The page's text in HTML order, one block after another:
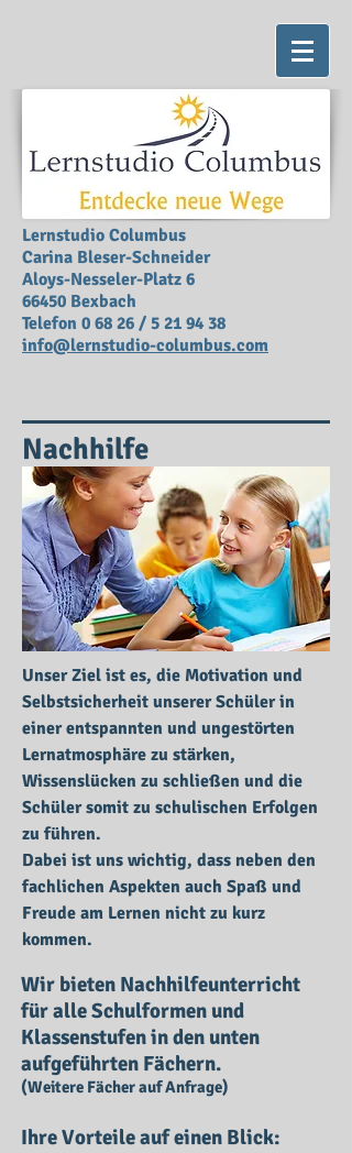
Lernstudio Columbus
Carina Bleser-Schneider
Aloys-Nesseler-Platz 6
66450 Bexbach
Telefon 0 68 26 / 5 21 94 38
info@lernstudio-columbus.com
Nachhilfe
Wir bieten Nachhilfeunterricht
für alle Schulformen und
Klassenstufen in den unten
aufgeführten Fächern.
(Weitere Fächer auf Anfrage)
Ihre Vorteile auf einen Blick:
Unser Ziel ist es, die Motivation und
Selbstsicherheit unserer Schüler in
einer entspannten und ungestörten
Lernatmosphäre zu stärken,
Wissenslücken zu schließen und die
Schüler somit zu schulischen Erfolgen
zu führen.
Dabei ist uns wichtig, dass neben den
fachlichen Aspekten auch Spaß und
Freude am Lernen nicht zu kurz
kommen.